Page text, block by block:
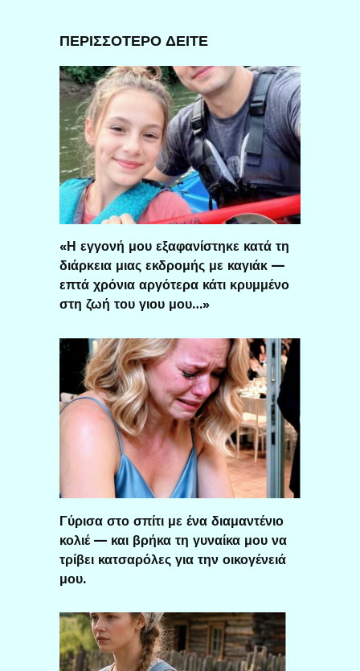
ΠΕΡΙΣΣΟΤΕΡΟ ΔΕΙΤΕ
«Η εγγονή μου εξαφανίστηκε κατά τη
διάρκεια μιας εκδρομής με καγιάκ —
επτά χρόνια αργότερα κάτι κρυμμένο
στη ζωή του γιου μου…»
Γύρισα στο σπίτι με ένα διαμαντένιο
κολιέ — και βρήκα τη γυναίκα μου να
τρίβει κατσαρόλες για την οικογένειά
μου.